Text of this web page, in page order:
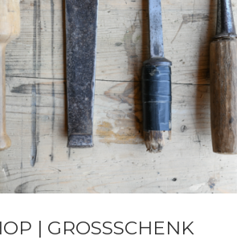
| GROSSSCHENK